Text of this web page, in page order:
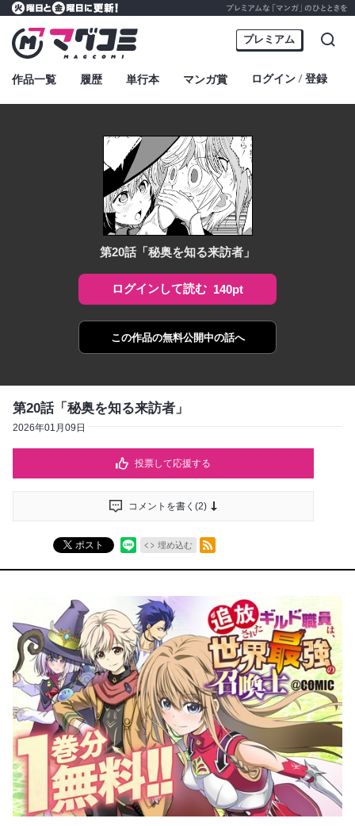
マグコミ – Mag Garden Comic Online
プレミアムな「マンガ」のひとときを
火曜日と金曜日に更新！
プレミアム
作品一覧 履歴 単行本 マンガ賞 ログイン ・
登録
検索
第20話「秘奥を知る来訪者」
ログインして読む 140pt
この作品の無料公開中の話へ
第20話「秘奥を知る来訪者」
2026年01月09日
投票して応援する
コメントを書く(2)
ポスト 埋め込む
RSSフィード